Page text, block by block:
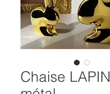
Chaise LAPIN